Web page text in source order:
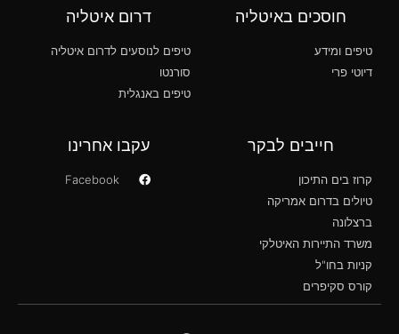
חוסכים באיטליה
טיפים ומידע
דיוטי פרי
דרום איטליה
טיפים לנוסעים לדרום איטליה
סורנטו
טיפים באנגלית
חייבים לבקר
קרוז בים התיכון
טיולים בדרום אמריקה
ברצלונה
משרד התיירות האיטלקי
קניות בחו"ל
קורס סקיפרים
עקבו אחרינו
Facebook